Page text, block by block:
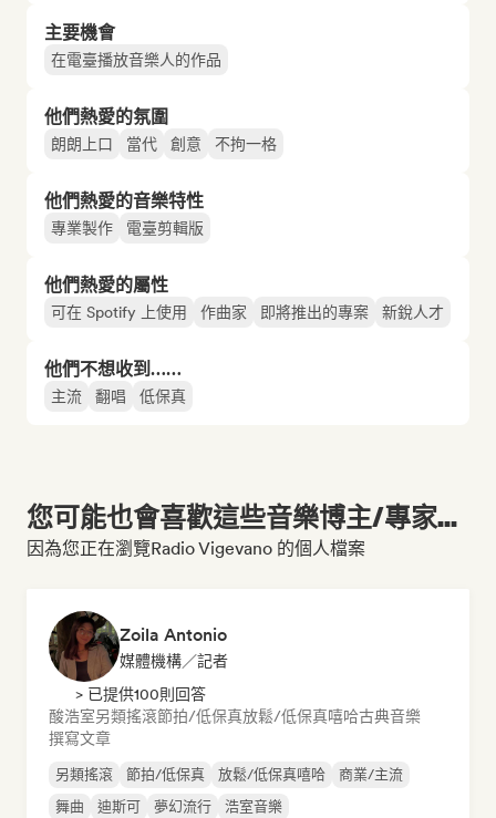
主要機會
在電臺播放音樂人的作品
他們熱愛的氛圍
朗朗上口 當代 創意 不拘一格
他們熱愛的音樂特性
專業製作 電臺剪輯版
他們熱愛的屬性
可在 Spotify 上使用 作曲家 即將推出的專案 新銳人才
他們不想收到……
主流 翻唱 低保真
您可能也會喜歡這些音樂博主/專家...
因為您正在瀏覽Radio Vigevano 的個人檔案
Zoila Antonio
媒體機構／記者
> 已提供100則回答
酸浩室另類搖滾節拍/低保真放鬆/低保真嘻哈古典音樂
撰寫文章
另類搖滾 節拍/低保真 放鬆/低保真嘻哈
商業/主流
舞曲
迪斯可 夢幻流行 浩室音樂